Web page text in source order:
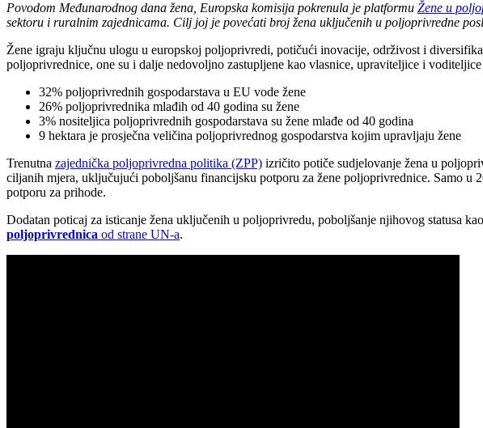
Povodom Međunarodnog dana žena, Europska komisija pokrenula je platformu Žene u
sektoru i ruralnim zajednicama. Cilj joj je povećati broj žena uključenih u poljoprivredne
Žene igraju ključnu ulogu u europskoj poljoprivredi, potičući inovacije, održivost i
poljoprivrednice, one su i dalje nedovoljno zastupljene kao vlasnice, upraviteljice i
32% poljoprivrednih gospodarstava u EU vode žene
26% poljoprivrednika mlađih od 40 godina su žene
3% nositeljica poljoprivrednih gospodarstava su žene mlađe od 40 godina
9 hektara je prosječna veličina poljoprivrednog gospodarstva kojim upravljaju žene
Trenutna zajednička poljoprivredna politika (ZPP) izričito potiče sudjelovanje žena u
ciljanih mjera, uključujući poboljšanu financijsku potporu za žene poljoprivrednice. Samo
potporu za prihode.
Dodatan poticaj za isticanje žena uključenih u poljoprivredu, poboljšanje njihovog statusa
poljoprivrednica od strane UN-a.